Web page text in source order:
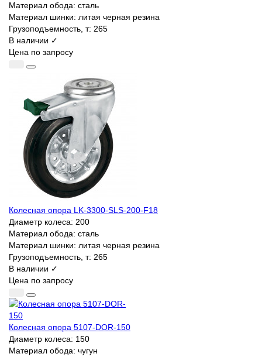
Материал обода: сталь
Материал шинки: литая черная резина
Грузоподъемность, т: 265
В наличии ✓
Цена по запросу
Колесная опора LK-3300-SLS-200-F18
Диаметр колеса: 200
Материал обода: сталь
Материал шинки: литая черная резина
Грузоподъемность, т: 265
В наличии ✓
Цена по запросу
Колесная опора 5107-DOR-150
Диаметр колеса: 150
Материал обода: чугун